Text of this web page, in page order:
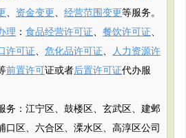
、 资金变更、 经营范围变更等服务。
理 ： 食品经营许可证、 餐饮许可证、
许可证、 危化品许可证、
人力资源许
前置许可证或者后置许可证代办服
务：江宁区、鼓楼区、玄武区、建邺
口区、六合区、溧水区、高淳区公司